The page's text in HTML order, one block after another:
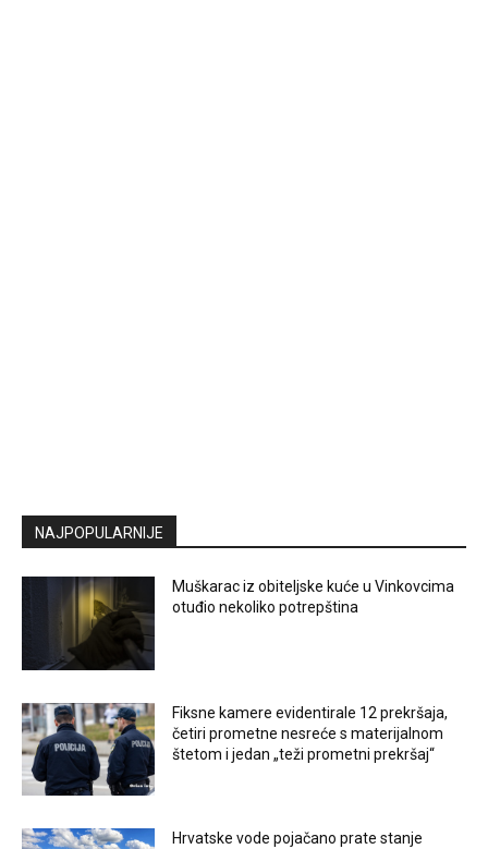
NAJPOPULARNIJE
Muškarac iz obiteljske kuće u Vinkovcima
otuđio nekoliko potrepština
Fiksne kamere evidentirale 12 prekršaja,
četiri prometne nesreće s materijalnom
štetom i jedan „teži prometni prekršaj“
Hrvatske vode pojačano prate stanje